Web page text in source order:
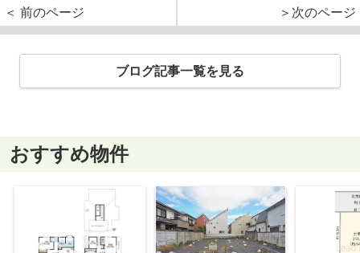
＜ 前のページ
＞次のページ
ブログ記事一覧を見る
おすすめ物件